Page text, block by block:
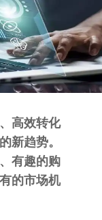
高效转化
新趋势。
有趣的购
的市场机